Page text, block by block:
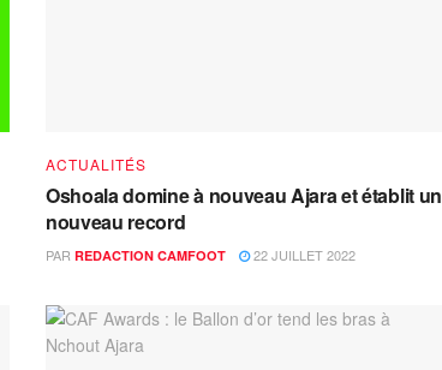
ACTUALITÉS
Oshoala domine à nouveau Ajara et établit un
nouveau record
PAR REDACTION CAMFOOT 22 JUILLET 2022